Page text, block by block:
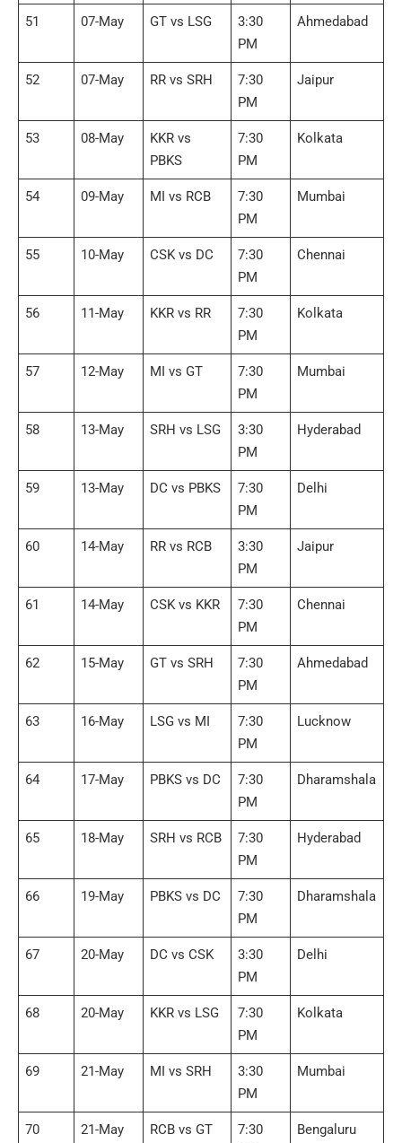
51 07-May GT vs LSG
3:30
PM
Ahmedabad
52 07-May RR vs SRH
7:30
PM
Jaipur
53 08-May
KKR vs
PBKS
7:30
PM
Kolkata
54 09-May MI vs RCB
7:30
PM
Mumbai
55 10-May CSK vs DC
7:30
PM
Chennai
56 11-May KKR vs RR
7:30
PM
Kolkata
57 12-May MI vs GT
7:30
PM
Mumbai
58 13-May SRH vs LSG
3:30
PM
Hyderabad
59 13-May DC vs PBKS
7:30
PM
Delhi
60 14-May RR vs RCB
3:30
PM
Jaipur
61 14-May CSK vs KKR
7:30
PM
Chennai
62 15-May GT vs SRH
7:30
PM
Ahmedabad
63 16-May LSG vs MI
7:30
PM
Lucknow
64 17-May PBKS vs DC
7:30
PM
Dharamshala
65 18-May SRH vs RCB
7:30
PM
Hyderabad
66 19-May PBKS vs DC
7:30
PM
Dharamshala
67 20-May DC vs CSK
3:30
PM
Delhi
68 20-May KKR vs LSG
7:30
PM
Kolkata
69 21-May MI vs SRH
3:30
PM
Mumbai
70 21-May RCB vs GT
7:30
Bengaluru